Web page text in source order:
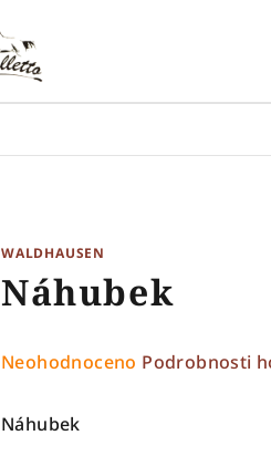
WALDHAUSEN
Náhubek
Průměrné
produktu
Neohodnoceno Podrobnosti
Náhubek